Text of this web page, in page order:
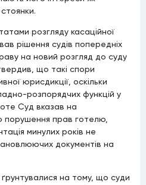
розгляду касаційної
рішення судів попередніх
на новий розгляд до суду
що такі спори
юрисдикції, оскільки
розпорядчих функцій у
Суд вказав на
порушення прав готелю,
минулих років не
документів на
на тому, що суди